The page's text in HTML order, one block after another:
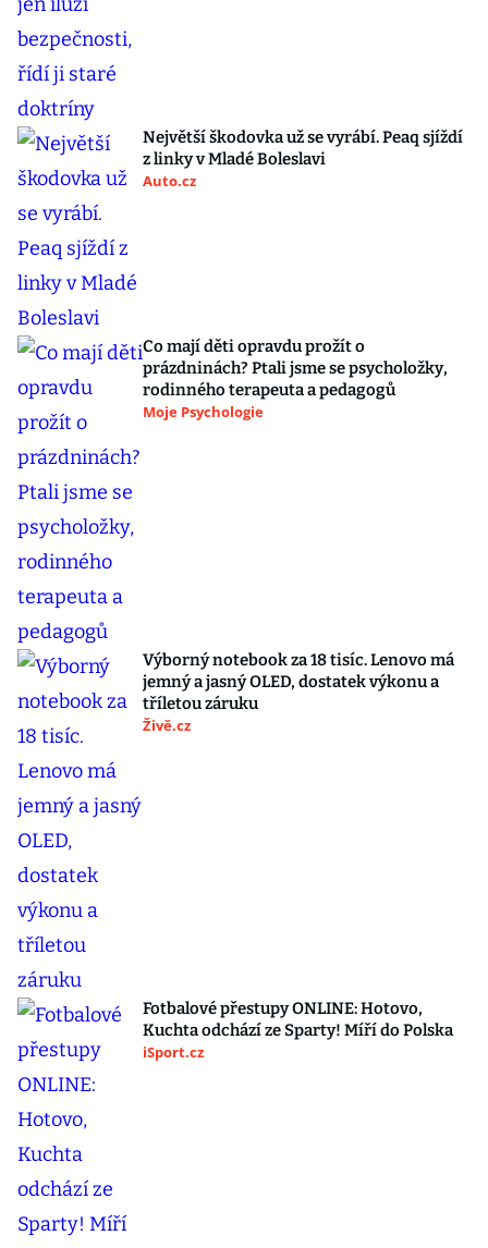
Největší škodovka už se vyrábí. Peaq sjíždí
z linky v Mladé Boleslavi
Auto.cz
Co mají děti opravdu prožít o
prázdninách? Ptali jsme se psycholožky,
rodinného terapeuta a pedagogů
Moje Psychologie
Výborný notebook za 18 tisíc. Lenovo má
jemný a jasný OLED, dostatek výkonu a
tříletou záruku
Živě.cz
Fotbalové přestupy ONLINE: Hotovo,
Kuchta odchází ze Sparty! Míří do Polska
iSport.cz